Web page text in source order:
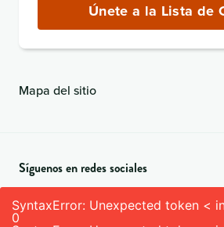
electrónico
(obligatorio)
Únete a la Lista de
Mapa del sitio
Síguenos en redes sociales
SyntaxError: Unexpected token <
0